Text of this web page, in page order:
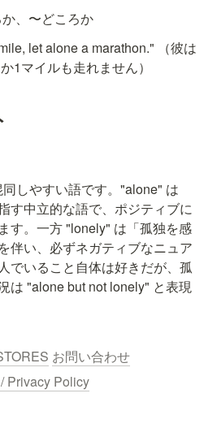
、〜どころか
let alone a marathon." （彼は
1マイルも走れません）
しやすい語です。"alone" は
す中立的な語で、ポジティブに
す。一方 "lonely" は「孤独を感
伴い、必ずネガティブなニュア
でいること自体は好きだが、孤
は "alone but not lonely" と表現
お問い合わせ
Privacy Policy